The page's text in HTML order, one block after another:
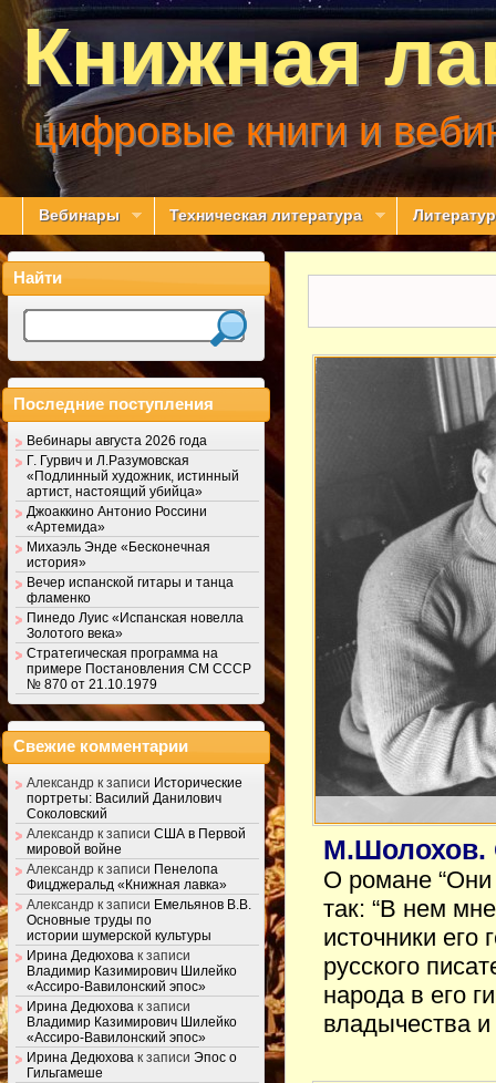
Книжная
цифровые книги и
Вебинары Техническая литература
М.Шолохов.
О романе “Они
так: “В нем
источники
русского
народа в его
владычества и
Найти
Последние поступления
Вебинары августа 2026 года
Г. Гурвич и Л.Разумовская
«Подлинный художник, истинный
артист, настоящий убийца»
Джоаккино Антонио Россини
«Артемида»
Михаэль Энде «Бесконечная
история»
Вечер испанской гитары и танца
фламенко
Пинедо Луис «Испанская новелла
Золотого века»
Стратегическая программа на
примере Постановления СМ СССР
№ 870 от 21.10.1979
Свежие комментарии
Александр к записи Исторические
портреты: Василий Данилович
Соколовский
Александр к записи США в Первой
мировой войне
Александр к записи Пенелопа
Фицджеральд «Книжная лавка»
Александр к записи Емельянов В.В.
Основные труды по
истории шумерской культуры
Ирина Дедюхова к записи
Владимир Казимирович Шилейко
«Ассиро-Вавилонский эпос»
Ирина Дедюхова к записи
Владимир Казимирович Шилейко
«Ассиро-Вавилонский эпос»
Ирина Дедюхова к записи Эпос о
Гильгамеше